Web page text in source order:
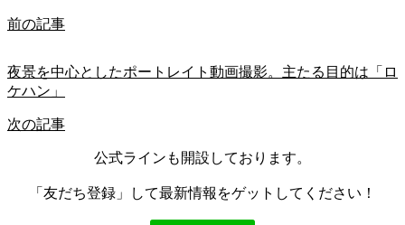
前の記事
夜景を中心としたポートレイト動画撮影。主たる目的は「ロ
ケハン」
次の記事
公式ラインも開設しております。
「友だち登録」して最新情報をゲットしてください！